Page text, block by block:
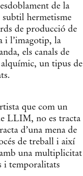
de la
hermetisme
de producció de
i l’imagotip, la
els canals de
alquímic, un tipus de
que com un
LLIM, no es tracta
d’una mena de
de treball i així
una multiplicitat
i temporalitats